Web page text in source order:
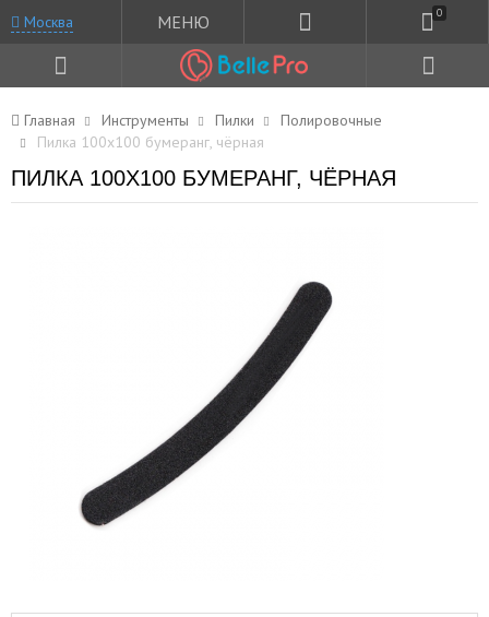
Москва МЕНЮ 0
Главная Инструменты Пилки
Полировочные
Пилка 100x100 бумеранг, чёрная
ПИЛКА 100X100 БУМЕРАНГ, ЧЁРНАЯ